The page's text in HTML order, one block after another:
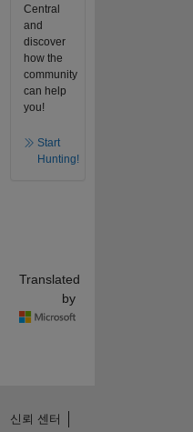
Central
and
discover
how the
community
can help
you!
Start
Hunting!
Translated
by
신뢰 센터